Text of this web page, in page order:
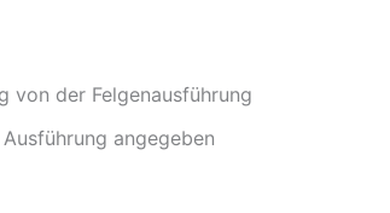
von der Felgenausführung
angegeben